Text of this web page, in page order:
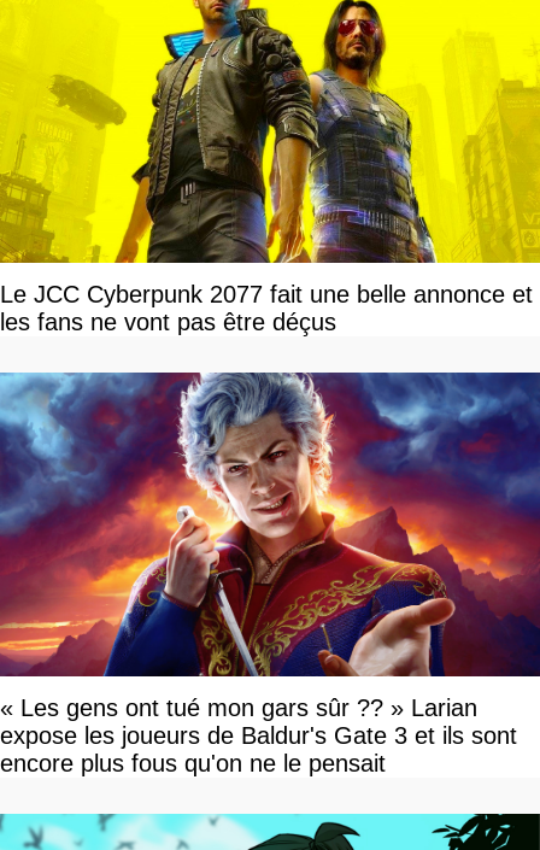
Le JCC Cyberpunk 2077 fait une belle annonce et
les fans ne vont pas être déçus
« Les gens ont tué mon gars sûr ?? » Larian
expose les joueurs de Baldur's Gate 3 et ils sont
encore plus fous qu'on ne le pensait